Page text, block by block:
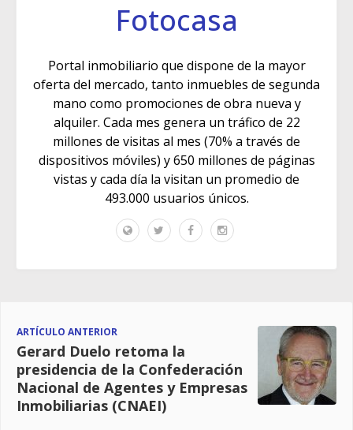
Fotocasa
Portal inmobiliario que dispone de la mayor
oferta del mercado, tanto inmuebles de segunda
mano como promociones de obra nueva y
alquiler. Cada mes genera un tráfico de 22
millones de visitas al mes (70% a través de
dispositivos móviles) y 650 millones de páginas
vistas y cada día la visitan un promedio de
493.000 usuarios únicos.
ARTÍCULO ANTERIOR
Gerard Duelo retoma la
presidencia de la Confederación
Nacional de Agentes y Empresas
Inmobiliarias (CNAEI)